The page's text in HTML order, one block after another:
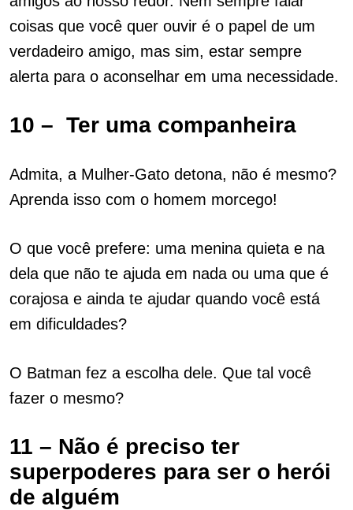
coisas que você quer ouvir é o papel de um
verdadeiro amigo, mas sim, estar sempre
alerta para o aconselhar em uma necessidade.
10 – Ter uma companheira
Admita, a Mulher-Gato detona, não é mesmo?
Aprenda isso com o homem morcego!
O que você prefere: uma menina quieta e na
dela que não te ajuda em nada ou uma que é
corajosa e ainda te ajudar quando você está
em dificuldades?
O Batman fez a escolha dele. Que tal você
fazer o mesmo?
11 – Não é preciso ter
superpoderes para ser o herói
de alguém